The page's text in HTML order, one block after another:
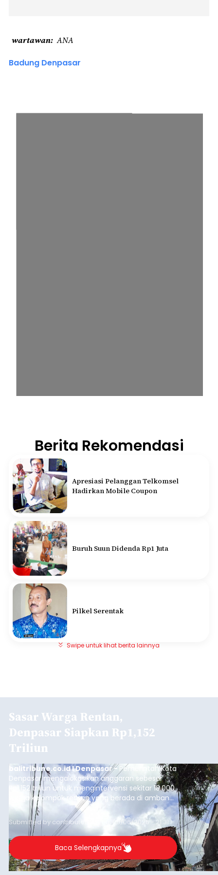
wartawan ANA
Badung Denpasar
Berita Rekomendasi
Apresiasi Pelanggan Telkomsel
Hadirkan Mobile Coupon
Buruh Suun Didenda Rp1 Juta
Pilkel Serentak
Swipe untuk lihat berita lainnya
Sasar Warga Rentan,
Denpasar Siapkan Rp1,152
Triliun
balitribune.co.id I Denpasar - Pemerintah Kota
Denpasar mengalokasikan anggaran sebesar
Rp1,152 triliun untuk mengintervensi sekitar 18.000
warga kelompok rentan yang berada di ambang
garis kemiskinan. Langkah strategis ini diambil
guna menjaga masyarakat yang berada pada
kelompok desil 5 dan 6 tersebut agar tidak
merosot ke kategori miskin.
Submitted by contributor Thu, 08/06/2026 - 21:31
Baca Selengkapnya